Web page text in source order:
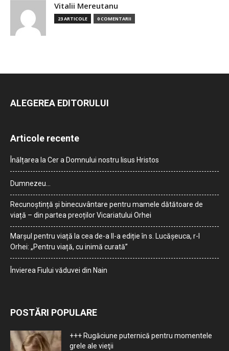
Vitalii Mereutanu
23 ARTICOLE 0 COMENTARII
ALEGEREA EDITORULUI
Articole recente
Înălțarea la Cer a Domnului nostru Iisus Hristos
Dumnezeu…
Recunoștință și binecuvântare pentru mamele dătătoare de
viață – din partea preoților Vicariatului Orhei
Marșul pentru viață la cea de-a II-a ediție în s. Lucășeuca, r-l
Orhei: „Pentru viață, cu inimă curată”
Învierea Fiului văduvei din Nain
POSTĂRI POPULARE
+++ Rugăciune puternică pentru momentele
grele ale vieţii